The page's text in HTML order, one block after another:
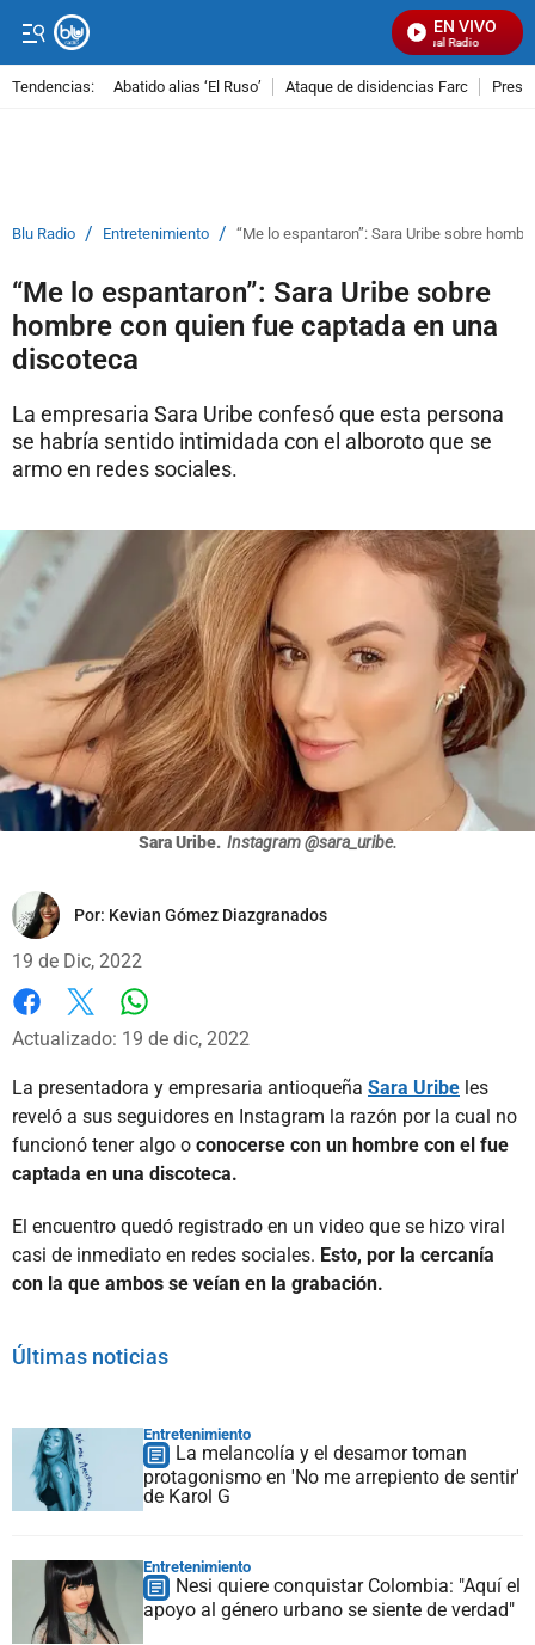
EN VIVO
Señal Visual Radio
Tendencias: Abatido alias ‘El Ruso’ Ataque de disidencias Farc
Blu Radio / Entretenimiento / “Me lo espantaron”: Sara Uribe sobre
“Me lo espantaron”: Sara Uribe sobre
hombre con quien fue captada en una
discoteca
La empresaria Sara Uribe confesó que esta persona
se habría sentido intimidada con el alboroto que se
armo en redes sociales.
Sara Uribe. Instagram @sara_uribe.
Por: Kevian Gómez Diazgranados
19 de Dic, 2022
Facebook
X
Actualizado: 19 de dic, 2022
La presentadora y empresaria antioqueña Sara Uribe les
reveló a sus seguidores en Instagram la razón por la cual no
funcionó tener algo o conocerse con un hombre con el fue
captada en una discoteca.
El encuentro quedó registrado en un video que se hizo viral
casi de inmediato en redes sociales. Esto, por la cercanía
con la que ambos se veían en la grabación.
Últimas noticias
Entretenimiento
La melancolía y el desamor toman
protagonismo en 'No me arrepiento de sentir'
de Karol G
Entretenimiento
Nesi quiere conquistar Colombia: "Aquí el
apoyo al género urbano se siente de verdad"